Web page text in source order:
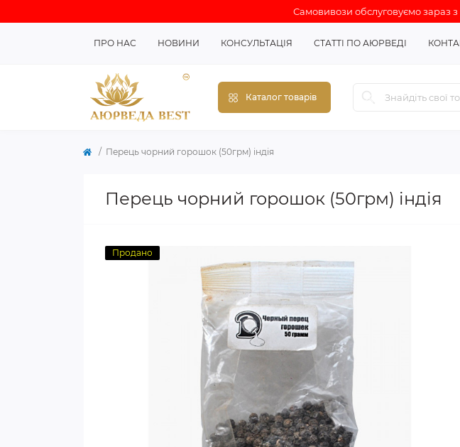
Самовивози обслуговуємо зараз
ПРО НАС НОВИНИ КОНСУЛЬТАЦІЯ СТАТТІ ПО АЮРВЕДІ
Каталог товарів
Перець чорний горошок (50грм) індія
Перець чорний горошок (50грм) індія
Продано